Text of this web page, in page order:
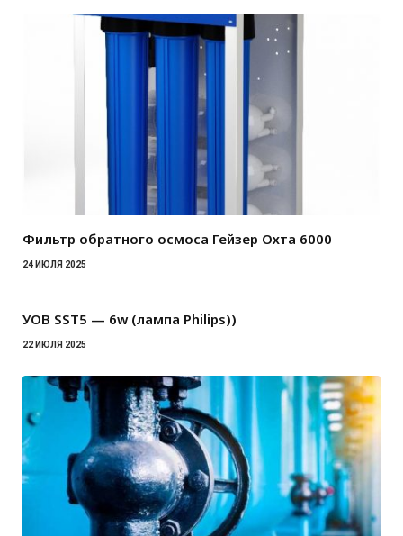
Фильтр обратного осмоса Гейзер Охта 6000
24 ИЮЛЯ 2025
УОВ SST5 — 6w (лампа Philips))
22 ИЮЛЯ 2025